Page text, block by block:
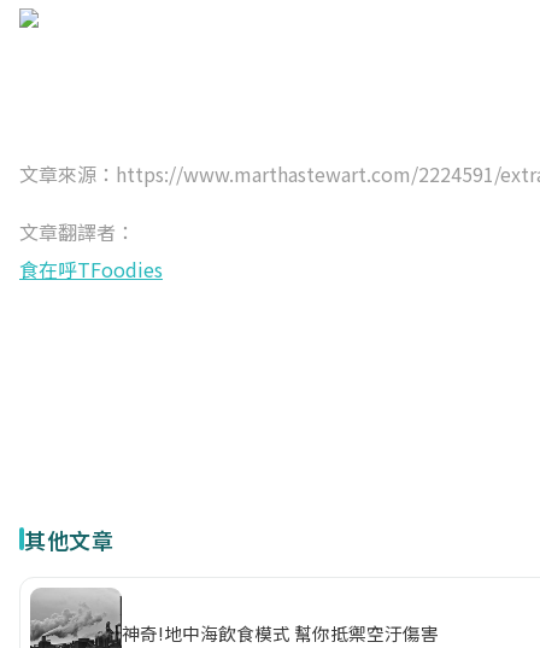
文章來源：https://www.marthastewart.com/2224591/
文章翻譯者：
食在呼TFoodies
其他文章
神奇!地中海飲食模式 幫你抵禦空汙傷害